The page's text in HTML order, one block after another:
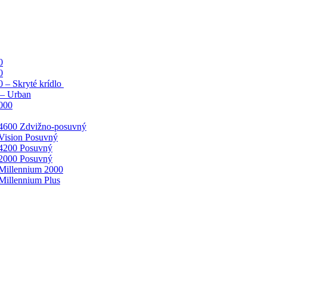
– Skryté krídlo
Urban
Zdvižno-posuvný
Posuvný
Posuvný
Posuvný
2000
Plus